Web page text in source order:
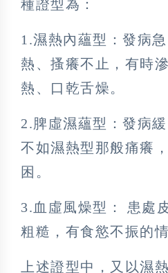
種證型為：
1.濕熱內蘊型：發病
熱、搔癢不止，有時
熱、口乾舌燥。
2.脾虛濕蘊型：發病
不如濕熱型那般痛癢
困。
3.血虛風燥型： 患處
粗糙，有食慾不振的情
上述證型中，又以濕